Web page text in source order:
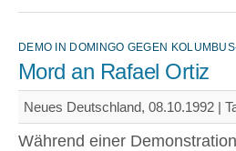
DEMO IN DOMINGO GEGEN
Mord an Rafael Ortiz
Neues Deutschland, 08.10.1992 |
Während einer